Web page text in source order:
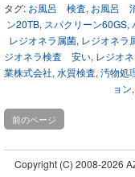
タグ: お風呂 検査, お風呂
ン20TB, スパクリーン60GS,
レジオネラ属菌, レジオネ
ジオネラ検査 安い, レジオ
業株式会社, 水質検査, 汚物処
ョン,
前のページ
Copyright (C) 2008-2026